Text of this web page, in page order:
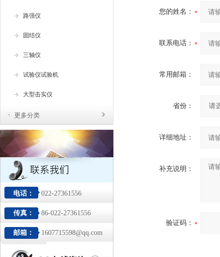
路强仪
固结仪
三轴仪
试验仪试验机
大型击实仪
更多分类
电话： 022-27361556
传真： 86-022-27361556
邮箱： 1607715598@qq.com
您的姓名：
联系电话：
常用邮箱：
省份：
详细地址：
补充说明：
验证码：